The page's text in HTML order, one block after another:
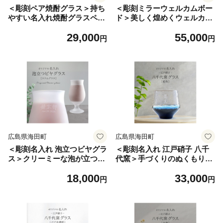
＜彫刻ペア焼酎グラス＞持ち
やすい名入れ焼酎グラスペ
29,000円
＜彫刻ミラーウェルカムボー
ド＞美しく煌めくウェルカム
55,000円
広島県海田町
＜彫刻名入れ 泡立つビヤグラ
ス＞クリーミーな泡が立つス
18,000円
広島県海田町
＜彫刻名入れ 江戸硝子 八千
代窯＞手づくりのぬくもりフ
33,000円